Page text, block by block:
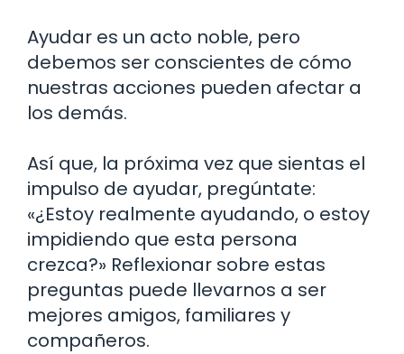
Ayudar es un acto noble, pero
debemos ser conscientes de cómo
nuestras acciones pueden afectar a
los demás.
Así que, la próxima vez que sientas el
impulso de ayudar, pregúntate:
«¿Estoy realmente ayudando, o estoy
impidiendo que esta persona
crezca?» Reflexionar sobre estas
preguntas puede llevarnos a ser
mejores amigos, familiares y
compañeros.